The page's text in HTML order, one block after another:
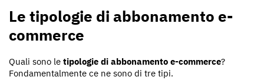
Le tipologie di abbonamento e-
commerce
Quali sono le tipologie di abbonamento e-commerce?
Fondamentalmente ce ne sono di tre tipi.